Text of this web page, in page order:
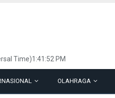
Time)1:41:52 PM
OLAHRAGA